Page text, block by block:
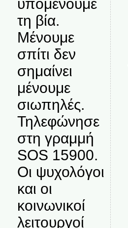
υπομένουμε
τη βία.
Μένουμε
σπίτι δεν
σημαίνει
μένουμε
σιωπηλές.
Τηλεφώνησε
στη γραμμή
SOS 15900.
Οι ψυχολόγοι
και οι
κοινωνικοί
λειτουργοί